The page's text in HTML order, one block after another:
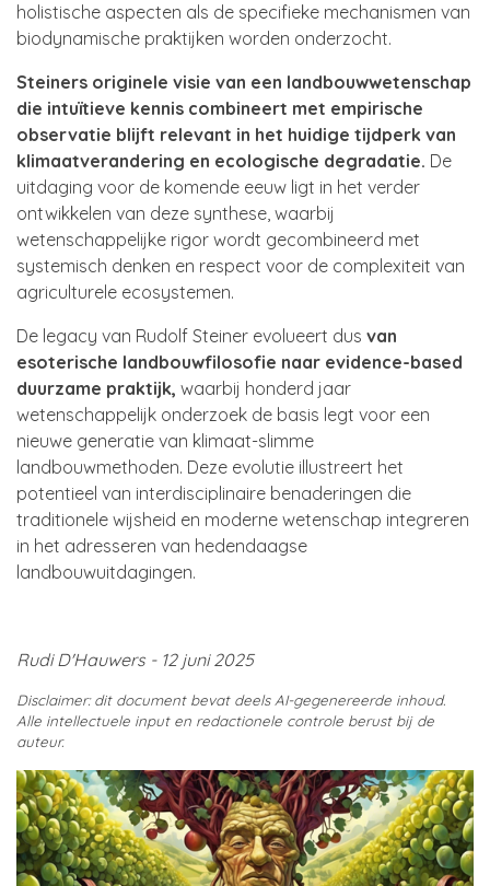
holistische aspecten als de specifieke mechanismen van
biodynamische praktijken worden onderzocht.
Steiners originele visie van een landbouwwetenschap
die intuïtieve kennis combineert met empirische
observatie blijft relevant in het huidige tijdperk van
klimaatverandering en ecologische degradatie. De
uitdaging voor de komende eeuw ligt in het verder
ontwikkelen van deze synthese, waarbij
wetenschappelijke rigor wordt gecombineerd met
systemisch denken en respect voor de complexiteit van
agriculturele ecosystemen.
De legacy van Rudolf Steiner evolueert dus van
esoterische landbouwfilosofie naar evidence-based
duurzame praktijk, waarbij honderd jaar
wetenschappelijk onderzoek de basis legt voor een
nieuwe generatie van klimaat-slimme
landbouwmethoden. Deze evolutie illustreert het
potentieel van interdisciplinaire benaderingen die
traditionele wijsheid en moderne wetenschap integreren
in het adresseren van hedendaagse
landbouwuitdagingen.
Rudi D'Hauwers - 12 juni 2025
Disclaimer: dit document bevat deels AI-gegenereerde inhoud.
Alle intellectuele input en redactionele controle berust bij de
auteur.